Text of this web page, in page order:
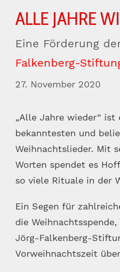
ALLE JAHRE
Eine Förderung
Falkenberg-
27. November 2020
„Alle Jahre wieder“ ist
bekanntesten und
Weihnachtslieder. Mit
Worten spendet es
so viele Rituale in der
Ein Segen für
die
Jörg-Falkenberg-
Vorweihnachtszeit